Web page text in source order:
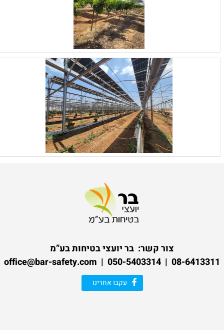
צור קשר: בר יועצי בטיחות בע”מ
08-6413311 | 050-5403314 | office@bar-safety.com
עקבו אחרינו